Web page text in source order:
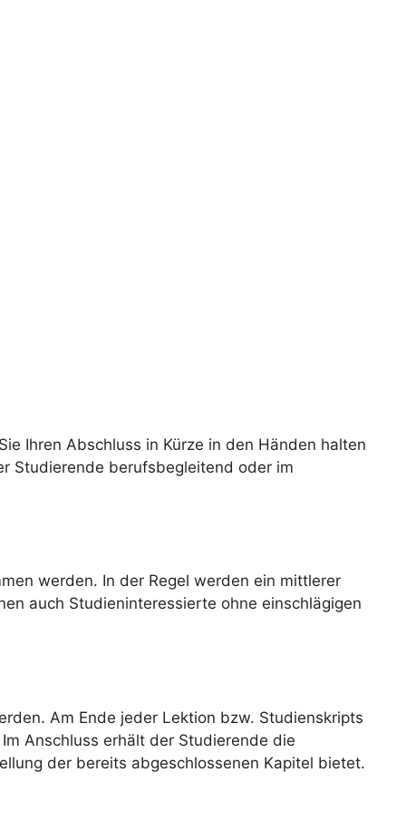
Ihren Abschluss in Kürze in den Händen halten
Studierende berufsbegleitend oder im
werden. In der Regel werden ein mittlerer
auch Studieninteressierte ohne einschlägigen
Am Ende jeder Lektion bzw. Studienskripts
Anschluss erhält der Studierende die
der bereits abgeschlossenen Kapitel bietet.